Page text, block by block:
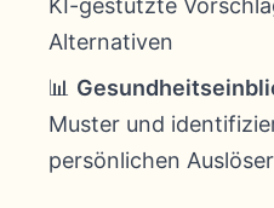
KI-gestützte
Alternativen
📊
Muster und
persönlichen Auslöser